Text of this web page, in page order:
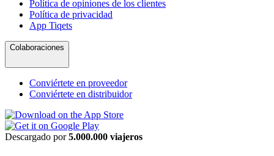
Política de opiniones de los clientes
Política de privacidad
App Tiqets
Colaboraciones
Conviértete en proveedor
Conviértete en distribuidor
Descargado por5.000.000 viajeros